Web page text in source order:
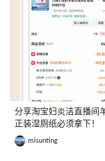
分享淘宝妇炎洁直播间
正装湿厕纸必须拿下！
misunting